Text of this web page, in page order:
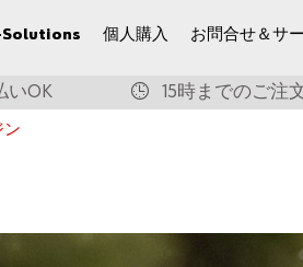
Solutions 個人購入 お問合せ＆サ
いOK 15時までのご注
ン